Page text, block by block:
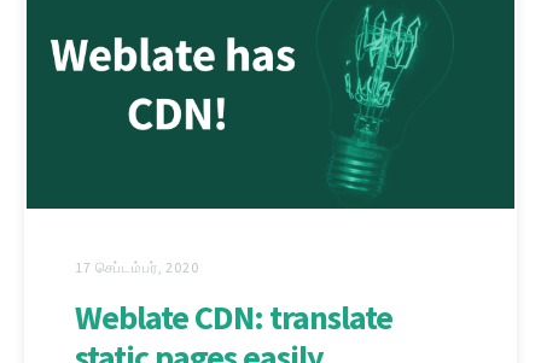
17 செப்டம்பர், 2020
Weblate CDN: translate